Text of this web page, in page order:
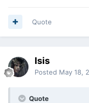
Quote
Isis
Posted May 18,
Quote